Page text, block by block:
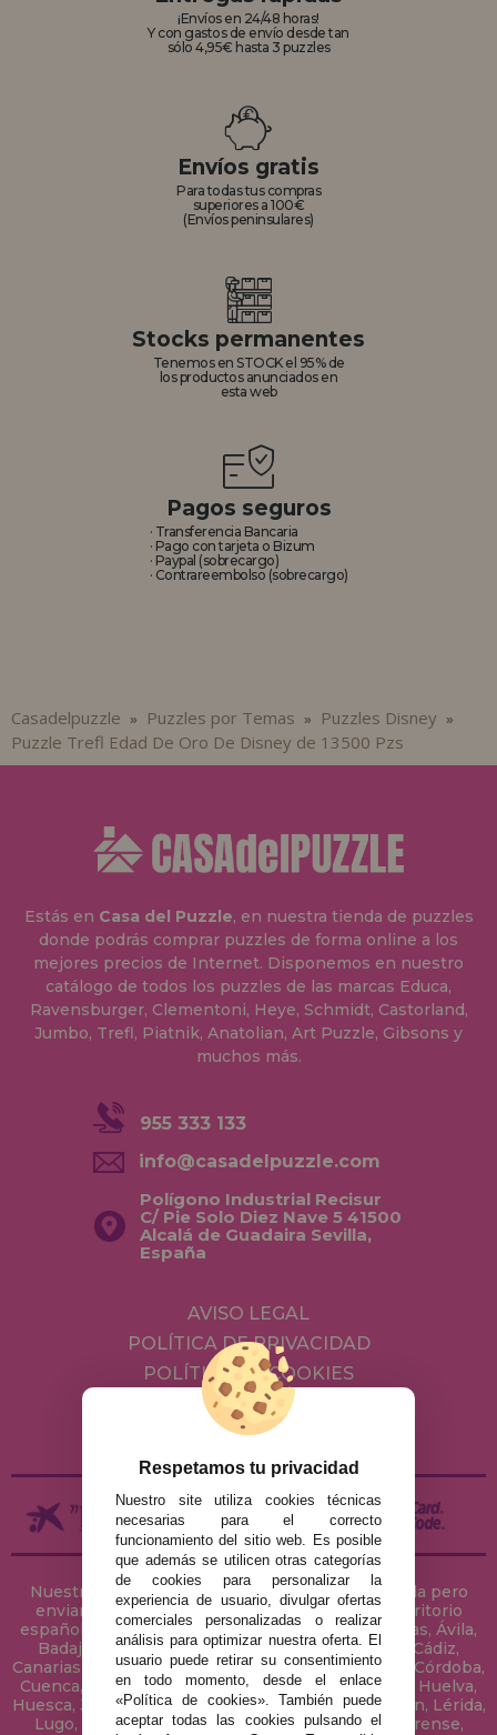
¡Envíos en 24/48 horas!
Y con gastos de envío desde tan
sólo 4,95€ hasta 3 puzzles
Envíos gratis
Para todas tus compras
superiores a 100€
(Envíos peninsulares)
Stocks permanentes
Tenemos en STOCK el 95% de
los productos anunciados en
esta web
Pagos seguros
· Transferencia Bancaria
· Pago con tarjeta o Bizum
· Paypal (sobrecargo)
· Contrareembolso (sobrecargo)
Casadelpuzzle » Puzzles por Temas » Puzzles Disney »
Puzzle Trefl Edad De Oro De Disney de 13500 Pzs
Estás en Casa del Puzzle, en nuestra tienda de puzzles
donde podrás comprar puzzles de forma online a los
mejores precios de Internet. Disponemos en nuestro
catálogo de todos los puzzles de las marcas Educa,
Ravensburger, Clementoni, Heye, Schmidt, Castorland,
Jumbo, Trefl, Piatnik, Anatolian, Art Puzzle, Gibsons y
muchos más.
955 333 133
info@casadelpuzzle.com
Polígono Industrial Recisur
C/ Pie Solo Diez Nave 5 41500
Alcalá de Guadaira Sevilla,
España
AVISO LEGAL
POLÍTICA DE PRIVACIDAD
POLÍTICA DE COOKIES
ENVÍOS Y DEVOLUCIONES
DEVOLUCIONES / DESISTIMIENTO
Nuestra tienda de puzzles está ubicada en Sevilla pero
enviamos tus puzzles a cualquier ciudad del territorio
español: Álava, Albacete, Alicante, Almería, Asturias, Ávila,
Badajoz, Baleares, Barcelona, Burgos, Cáceres, Cádiz,
Canarias, Cantabria, Castellón, Ceuta, Ciudad Real, Córdoba,
Cuenca, Gerona, Granada, Guadalajara, Guipúzcoa, Huelva,
Huesca, Jaén, La Coruña, La Rioja, Las Palmas, Leon, Lérida,
Lugo, Madrid, Málaga, Melilla, Murcia, Navarra, Orense,
Respetamos tu privacidad
Nuestro site utiliza cookies técnicas
necesarias para el correcto
funcionamiento del sitio web. Es posible
que además se utilicen otras categorías
de cookies para personalizar la
experiencia de usuario, divulgar ofertas
comerciales personalizadas o realizar
análisis para optimizar nuestra oferta. El
usuario puede retirar su consentimiento
en todo momento, desde el enlace
«Política de cookies». También puede
aceptar todas las cookies pulsando el